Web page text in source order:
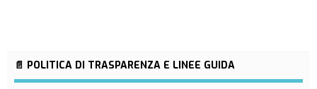
📄 POLITICA DI TRASPARENZA E LINEE GUIDA